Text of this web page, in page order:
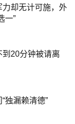
却无计可施，外
一”
20分钟被请离
独漏赖清德”